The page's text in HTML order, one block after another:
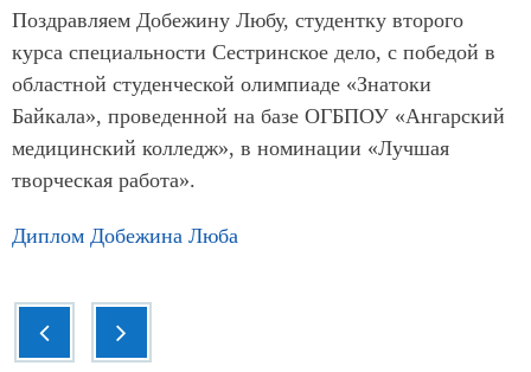
Поздравляем Добежину Любу, студентку второго
курса специальности Сестринское дело, с победой в
областной студенческой олимпиаде «Знатоки
Байкала», проведенной на базе ОГБПОУ «Ангарский
медицинский колледж», в номинации «Лучшая
творческая работа».
Диплом Добежина Люба